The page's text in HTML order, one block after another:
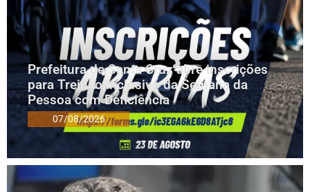
Prefeitura de Santa Cruz abre inscrições
para Treinão Inclusivo da Semana da
Pessoa com Deficiência
07/08/2026